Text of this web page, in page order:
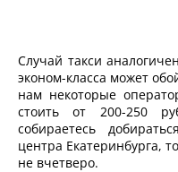
Случай такси
эконом-класса может
нам некоторые
стоить от 200-250
собираетесь
центра Екатеринбурга,
не вчетверо.